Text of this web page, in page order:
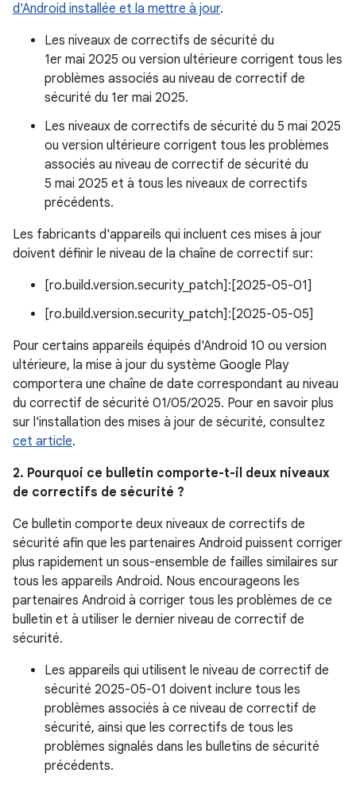
d'Android installée et la mettre à jour.
Les niveaux de correctifs de sécurité du
1er mai 2025 ou version ultérieure corrigent tous les
problèmes associés au niveau de correctif de
sécurité du 1er mai 2025.
Les niveaux de correctifs de sécurité du 5 mai 2025
ou version ultérieure corrigent tous les problèmes
associés au niveau de correctif de sécurité du
5 mai 2025 et à tous les niveaux de correctifs
précédents.
Les fabricants d'appareils qui incluent ces mises à jour
doivent définir le niveau de la chaîne de correctif sur:
[ro.build.version.security_patch]:[2025-05-01]
[ro.build.version.security_patch]:[2025-05-05]
Pour certains appareils équipés d'Android 10 ou version
ultérieure, la mise à jour du système Google Play
comportera une chaîne de date correspondant au niveau
du correctif de sécurité 01/05/2025. Pour en savoir plus
sur l'installation des mises à jour de sécurité, consultez
cet article.
2. Pourquoi ce bulletin comporte-t-il deux niveaux
de correctifs de sécurité ?
Ce bulletin comporte deux niveaux de correctifs de
sécurité afin que les partenaires Android puissent corriger
plus rapidement un sous-ensemble de failles similaires sur
tous les appareils Android. Nous encourageons les
partenaires Android à corriger tous les problèmes de ce
bulletin et à utiliser le dernier niveau de correctif de
sécurité.
Les appareils qui utilisent le niveau de correctif de
sécurité 2025-05-01 doivent inclure tous les
problèmes associés à ce niveau de correctif de
sécurité, ainsi que les correctifs de tous les
problèmes signalés dans les bulletins de sécurité
précédents.